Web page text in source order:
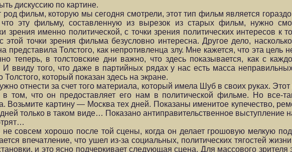
дискуссию по картине.
фильм, которую мы сегодня смотрели, этот тип фильм является
эту фильму, составленную из вырезок из старых фильм, нужно
зрения именно политической, с точки зрения политических интересов к
точки зрения фильма безусловно интересна. Другое дело,
представила Толстого, как непротивленца злу. Мне кажется, что эта цель
теперь, в толстовские дни важно, что здесь показывается, как с
ввиду того, что даже в партийных рядах у нас есть масса
который показан здесь на экране.
отнести за счет того материала, который имела Шуб в своих руках.
в том, что он предоставляет его нам в политической фильме. Но все-
Возьмите картину — Москва тех дней. Показаны именитое купечество,
только в таком виде… Показано антиправительственное выступление
не совсем хорошо после той сцены, когда он делает грошовую мелкую
впечатление, что ушел из-за социальных, политических тягостей
и это ясно подчеркивает следующая сцена. Для массового зрителя